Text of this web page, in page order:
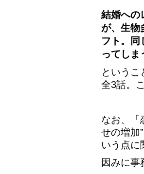
結婚への
が、生物
フト。同
ってしま
という
全3話。
なお、「
せの増加
いう点に
因みに事